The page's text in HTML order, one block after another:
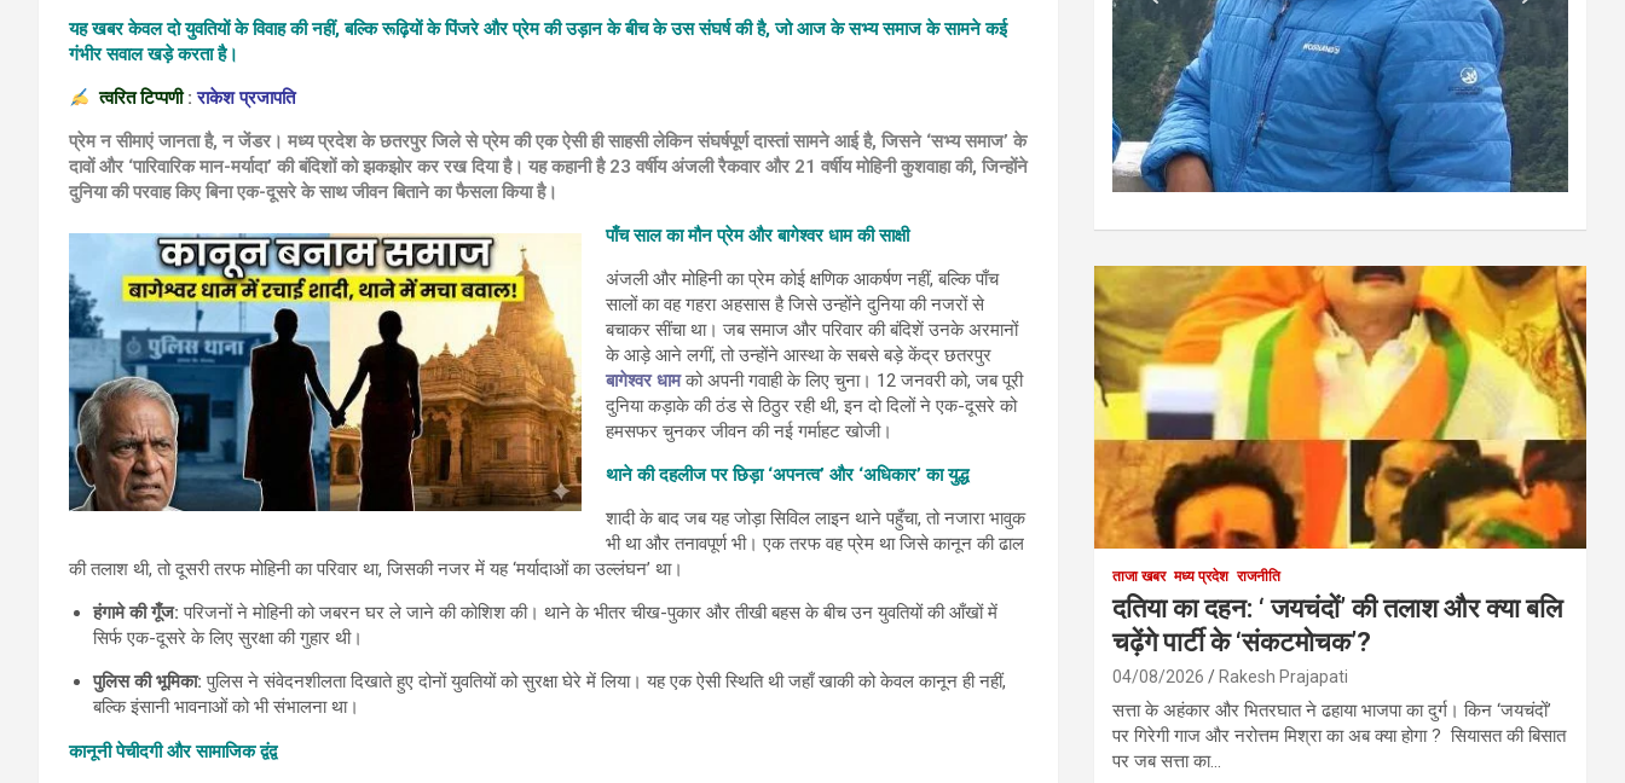
यह खबर केवल दो युवतियों के विवाह की नहीं, बल्कि रूढ़ियों के पिंजरे और प्रेम की उड़ान के बीच के उस संघर्ष की है, जो आज के सभ्य समाज के सामने कई
गंभीर सवाल खड़े करता है।
त्वरित टिप्पणी:राकेश प्रजापति
प्रेम न सीमाएं जानता है, न जेंडर। मध्य प्रदेश के छतरपुर जिले से प्रेम की एक ऐसी ही साहसी लेकिन संघर्षपूर्ण दास्तां सामने आई है, जिसने ‘सभ्य समाज’ के
दावों और ‘पारिवारिक मान-मर्यादा’ की बंदिशों को झकझोर कर रख दिया है। यह कहानी है 23 वर्षीय अंजली रैकवार और 21 वर्षीय मोहिनी कुशवाहा की, जिन्होंने
दुनिया की परवाह किए बिना एक-दूसरे के साथ जीवन बिताने का फैसला किया है।
पाँच साल का मौन प्रेम और बागेश्वर धाम की साक्षी
अंजली और मोहिनी का प्रेम कोई क्षणिक आकर्षण नहीं, बल्कि पाँच
सालों का वह गहरा अहसास है जिसे उन्होंने दुनिया की नजरों से
बचाकर सींचा था। जब समाज और परिवार की बंदिशें उनके अरमानों
के आड़े आने लगीं, तो उन्होंने आस्था के सबसे बड़े केंद्र छतरपुर
बागेश्वर धामको अपनी गवाही के लिए चुना। 12 जनवरी को, जब पूरी
दुनिया कड़ाके की ठंड से ठिठुर रही थी, इन दो दिलों ने एक-दूसरे को
हमसफर चुनकर जीवन की नई गर्माहट खोजी।
थाने की दहलीज पर छिड़ा ‘अपनत्व’ और ‘अधिकार’ का युद्ध
शादी के बाद जब यह जोड़ा सिविल लाइन थाने पहुँचा, तो नजारा भावुक
भी था और तनावपूर्ण भी। एक तरफ वह प्रेम था जिसे कानून की ढाल
की तलाश थी, तो दूसरी तरफ मोहिनी का परिवार था, जिसकी नजर में यह ‘मर्यादाओं का उल्लंघन’ था।
हंगामे की गूँज: परिजनों ने मोहिनी को जबरन घर ले जाने की कोशिश की। थाने के भीतर चीख-पुकार और तीखी बहस के बीच उन युवतियों की आँखों में
सिर्फ एक-दूसरे के लिए सुरक्षा की गुहार थी।
पुलिस की भूमिका: पुलिस ने संवेदनशीलता दिखाते हुए दोनों युवतियों को सुरक्षा घेरे में लिया। यह एक ऐसी स्थिति थी जहाँ खाकी को केवल कानून ही नहीं,
बल्कि इंसानी भावनाओं को भी संभालना था।
कानूनी पेचीदगी और सामाजिक द्वंद्व
ताजा खबर मध्य प्रदेश राजनीति
दतिया का दहन: ‘ जयचंदों’ की तलाश और क्या बलि
चढ़ेंगे पार्टी के ‘संकटमोचक’?
04/08/2026 Rakesh Prajapati
सत्ता के अहंकार और भितरघात ने ढहाया भाजपा का दुर्ग। किन ‘जयचंदों’
पर गिरेगी गाज और नरोत्तम मिश्रा का अब क्या होगा ? सियासत की बिसात
पर जब सत्ता का…